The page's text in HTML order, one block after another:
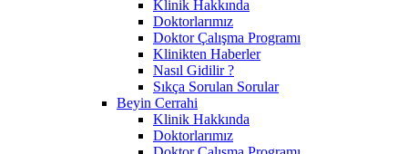
Klinik Hakkında
Doktorlarımız
Doktor Çalışma Programı
Klinikten Haberler
Nasıl Gidilir ?
Sıkça Sorulan Sorular
Beyin Cerrahi
Klinik Hakkında
Doktorlarımız